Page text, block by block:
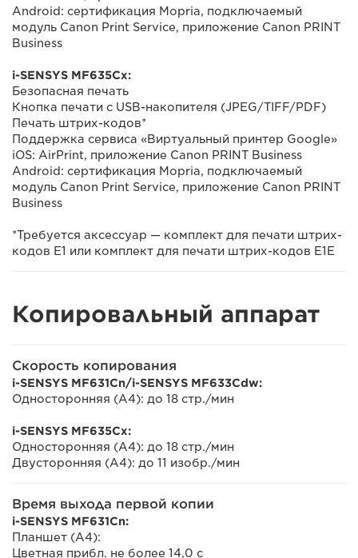
Android: сертификация Mopria, подключаемый
модуль Canon Print Service, приложение Canon PRINT
Business
i-SENSYS MF635Cx:
Безопасная печать
Кнопка печати с USB-накопителя (JPEG/TIFF/PDF)
Печать штрих-кодов*
Поддержка сервиса «Виртуальный принтер Google»
iOS: AirPrint, приложение Canon PRINT Business
Android: сертификация Mopria, подключаемый
модуль Canon Print Service, приложение Canon PRINT
Business
*Требуется аксессуар — комплект для печати штрих-
кодов E1 или комплект для печати штрих-кодов E1E
Копировальный аппарат
Скорость копирования
i-SENSYS MF631Cn/i-SENSYS MF633Cdw:
Односторонняя (A4): до 18 стр./мин
i-SENSYS MF635Cx:
Односторонняя (A4): до 18 стр./мин
Двусторонняя (A4): до 11 изобр./мин
Время выхода первой копии
i-SENSYS MF631Cn:
Планшет (A4):
Цветная прибл. не более 14,0 с